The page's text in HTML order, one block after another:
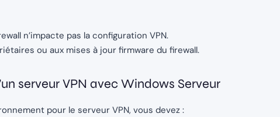
n’impacte pas la configuration VPN.
ou aux mises à jour firmware du firewall.
serveur VPN avec Windows Serveur
pour le serveur VPN, vous devez :